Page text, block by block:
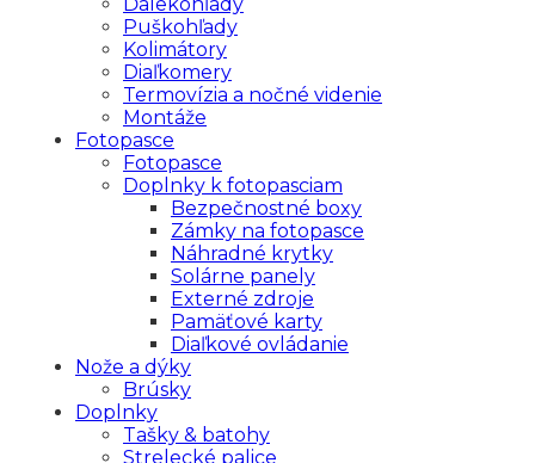
Puškohľady
Kolimátory
Diaľkomery
Termovízia a nočné videnie
Montáže
Fotopasce
Fotopasce
Doplnky k fotopasciam
Bezpečnostné boxy
Zámky na fotopasce
Náhradné krytky
Solárne panely
Externé zdroje
Pamäťové karty
Diaľkové ovládanie
Nože a dýky
Brúsky
Doplnky
Tašky & batohy
Strelecké palice